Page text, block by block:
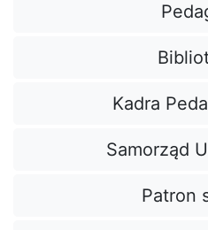
Kadra
Samorząd
Patron